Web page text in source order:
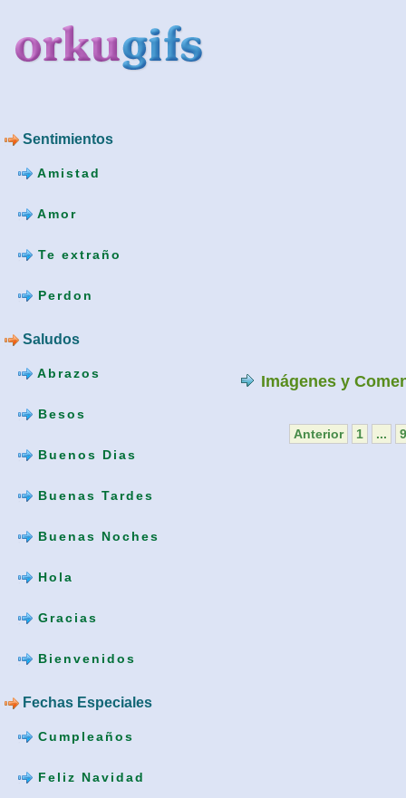
Sentimientos
Amistad
Amor
Te extraño
Perdon
Saludos
Abrazos
Besos
Buenos Dias
Buenas Tardes
Buenas Noches
Hola
Gracias
Bienvenidos
Fechas Especiales
Cumpleaños
Feliz Navidad
Imágenes y
Anterior 1 ... 9